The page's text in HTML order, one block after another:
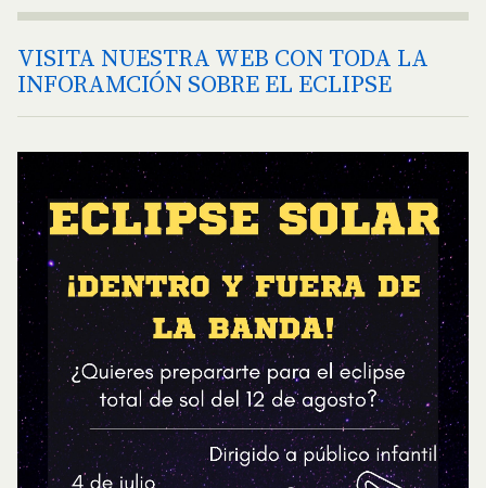
VISITA NUESTRA WEB CON TODA LA
INFORAMCIÓN SOBRE EL ECLIPSE